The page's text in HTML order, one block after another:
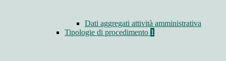
Dati aggregati attività amministrativa
Tipologie di procedimento 1